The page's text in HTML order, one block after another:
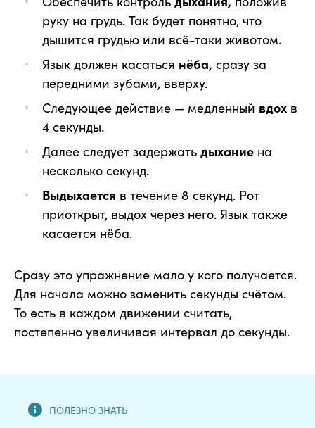
руку на грудь. Так будет понятно, что
дышится грудью или всё-таки животом.
Язык должен касаться нёба, сразу за
передними зубами, вверху.
Следующее действие — медленный вдох в
4 секунды.
Далее следует задержать дыхание на
несколько секунд.
Выдыхается в течение 8 секунд. Рот
приоткрыт, выдох через него. Язык также
касается нёба.
Сразу это упражнение мало у кого получается.
Для начала можно заменить секунды счётом.
То есть в каждом движении считать,
постепенно увеличивая интервал до секунды.